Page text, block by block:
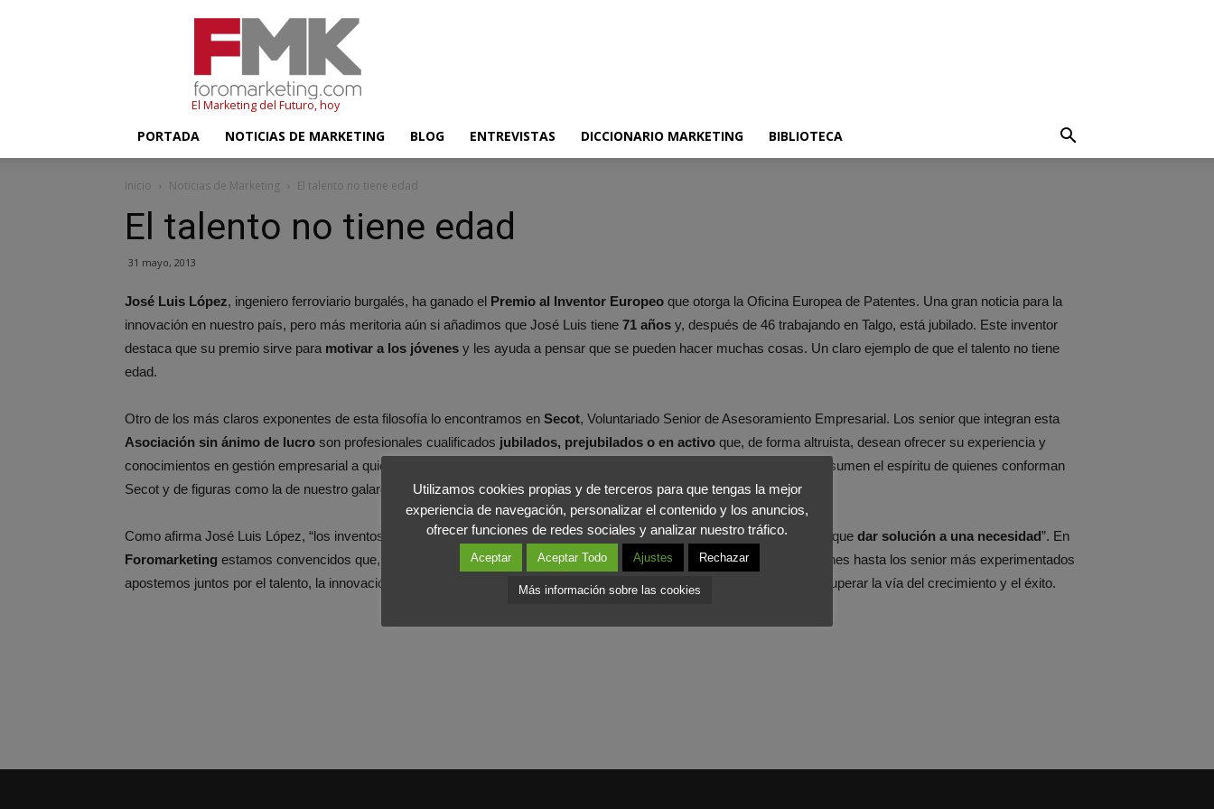
El Marketing del Futuro, hoy
PORTADA NOTICIAS DE MARKETING BLOG ENTREVISTAS DICCIONARIO MARKETING BIBLIOTECA
Inicio Noticias de Marketing El talento no tiene edad
El talento no tiene edad
31 mayo, 2013
José Luis López, ingeniero ferroviario burgalés, ha ganado el Premio al Inventor Europeo que otorga la Oficina Europea de Patentes. Una gran noticia para la
innovación en nuestro país, pero más meritoria aún si añadimos que José Luis tiene 71 años y, después de 46 trabajando en Talgo, está jubilado. Este inventor
destaca que su premio sirve para motivar a los jóvenes y les ayuda a pensar que se pueden hacer muchas cosas. Un claro ejemplo de que el talento no tiene
edad.
Otro de los más claros exponentes de esta filosofía lo encontramos en Secot, Voluntariado Senior de Asesoramiento Empresarial. Los senior que integran esta
Asociación sin ánimo de lucro son profesionales cualificados jubilados, prejubilados o en activo que, de forma altruista, desean ofrecer su experiencia y
conocimientos en gestión empresarial a quienes lo necesitan.
resumen el espíritu de quienes conforman
Secot y de figuras como la de nuestro galardonado.
Como afirma José Luis López, “los inventos no se tiene en mente, eso es lo bonito de la innovación: surgen cuando hay que dar solución a una necesidad”. En
Foromarketing estamos convencidos que, en la situación actual, la necesidad es que todos juntos, desde los más jóvenes hasta los senior más experimentados
apostemos juntos por el talento, la innovación y la iniciativa emprendedora como vía para lograr nuestros objetivos y recuperar la vía del crecimiento y el éxito.
Utilizamos cookies propias y de terceros para que tengas la mejor
experiencia de navegación, personalizar el contenido y los anuncios,
ofrecer funciones de redes sociales y analizar nuestro tráfico.
Aceptar Aceptar Todo Ajustes Rechazar
Más información sobre las cookies